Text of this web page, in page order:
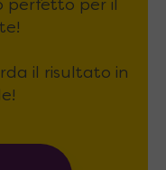
perfetto per il
il risultato in